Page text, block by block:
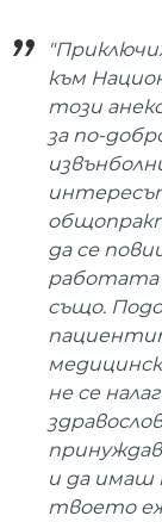
към
този
за по-
да се
работата
също.
не се
и да имаш
твоето